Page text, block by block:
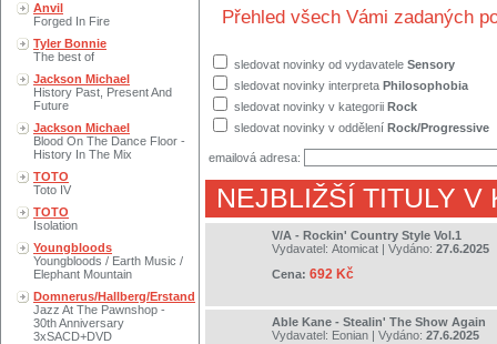
Anvil
Forged In Fire
Tyler Bonnie
The best of
Jackson Michael
History Past, Present And
Future
Jackson Michael
Blood On The Dance Floor -
History In The Mix
TOTO
Toto IV
TOTO
Isolation
Youngbloods
Youngbloods / Earth Music /
Elephant Mountain
Domnerus/Hallberg/Erstand
Jazz At The Pawnshop -
30th Anniversary
3xSACD+DVD
Přehled všech Vámi zadaných
sledovat novinky od vydavatele Sensory
sledovat novinky interpreta Philosophobia
sledovat novinky v kategorii Rock
sledovat novinky v oddělení Rock/Progressive
emailová adresa:
NEJBLIŽŠÍ TITULY V
V/A - Rockin' Country Style Vol.1
Vydavatel: Atomicat | Vydáno: 27.6.2025
Cena: 692 Kč
Able Kane - Stealin' The Show Again
Vydavatel: Eonian | Vydáno: 27.6.2025